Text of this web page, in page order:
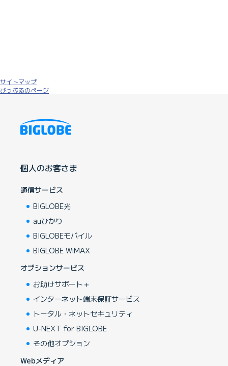
サイトマップ
びっぷるのページ
個人のお客さま
通信サービス
BIGLOBE光
auひかり
BIGLOBEモバイル
BIGLOBE WiMAX
オプションサービス
お助けサポート＋
インターネット端末保証サービス
トータル・ネットセキュリティ
U-NEXT for BIGLOBE
その他オプション
Webメディア